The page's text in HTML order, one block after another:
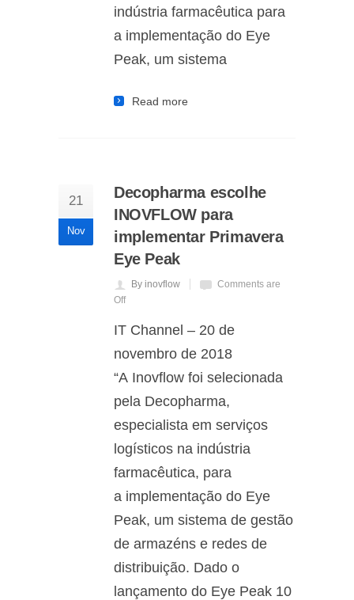
indústria farmacêutica para
a implementação do Eye
Peak, um sistema
Read more
21
Nov
Decopharma escolhe
INOVFLOW para
implementar Primavera
Eye Peak
By inovflow
Comments are
Off
IT Channel – 20 de
novembro de 2018
“A Inovflow foi selecionada
pela Decopharma,
especialista em serviços
logísticos na indústria
farmacêutica, para
a implementação do Eye
Peak, um sistema de gestão
de armazéns e redes de
distribuição. Dado o
lançamento do Eye Peak 10